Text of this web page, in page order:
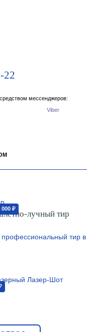
22
мессенджеров:
Viber
000 ₽
лучный тир